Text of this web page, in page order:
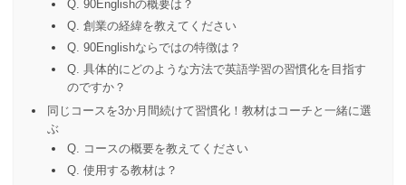
Q. 90Englishの概要は？
Q. 創業の経緯を教えてください
Q. 90Englishならではの特徴は？
Q. 具体的にどのような方法で英語学習の習慣化を目指す
のですか？
同じコースを3か月間続けて習慣化！教材はコーチと一緒に選
ぶ
Q. コースの概要を教えてください
Q. 使用する教材は？